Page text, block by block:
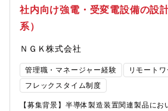
ミッションとしており、0→1の開発を最前
し、事業として育てていく――そんなダイ
るのが、このポジションの大きな魅力です
以下項目のいずれかに携わって頂く予定で
スに搭載するAIモデルの開発・最適化・セ
覚など）を用いた認識・推論アルゴリズム
でのリアルタイム推論環境の構築・自律制
（Planning & Control）の設計・ハードウ
よるプロトタイプ開発【具体的な業務内
社内向け強電・受変電設備の設
系）
ＮＧＫ株式会社
管理職・マネージャー経験
リモート
フレックスタイム制度
【募集背景】半導体製造装置関連製品に